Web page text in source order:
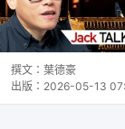
撰文： 葉德豪
出版： 2026-05-13